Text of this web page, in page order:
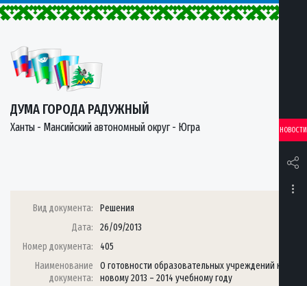
ДУМА ГОРОДА РАДУЖНЫЙ
Ханты - Мансийский автономный округ - Югра НОВОСТИ
Вид документа:
Решения
Дата:
26/09/2013
Номер документа:
405
Наименование
документа:
О готовности образовательных учреждений к
новому 2013 – 2014 учебному году